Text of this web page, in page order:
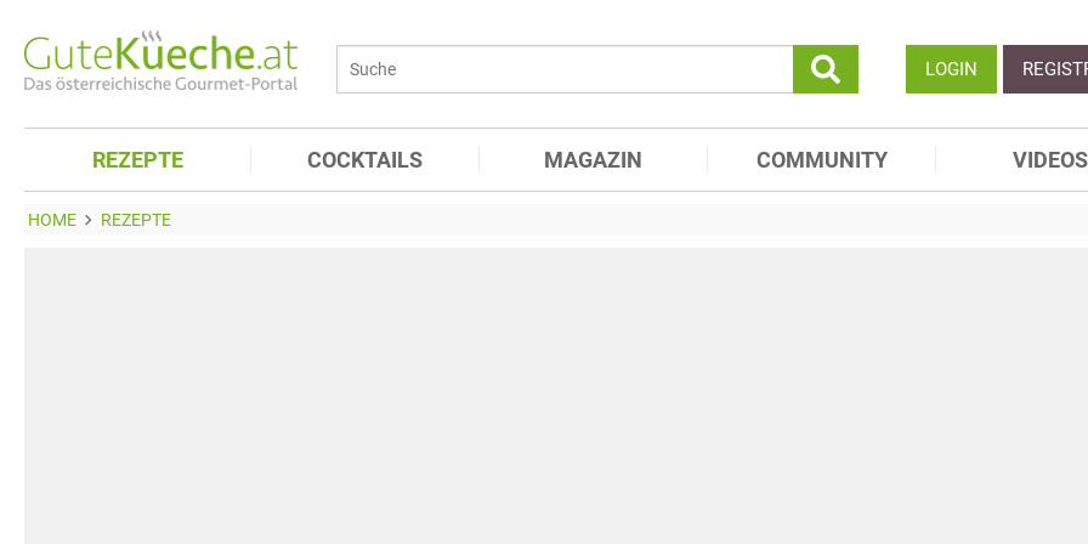
LOGIN
REZEPTE COCKTAILS MAGAZIN COMMUNITY VIDEOS
HOME REZEPTE